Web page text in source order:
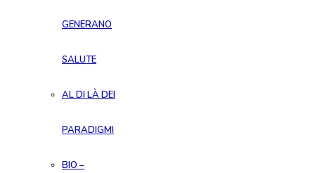
GENERANO
SALUTE
AL DI LÀ DEI
PARADIGMI
BIO –